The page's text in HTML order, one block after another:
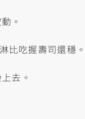
。
比吃握壽司還穩。
去。